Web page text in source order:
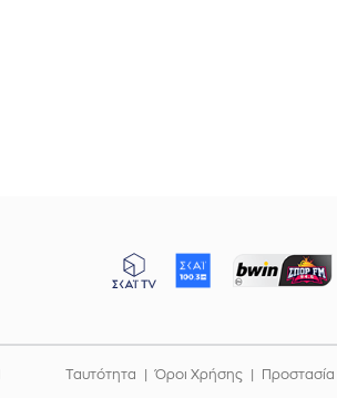
Ταυτότητα Όροι Χρήσης